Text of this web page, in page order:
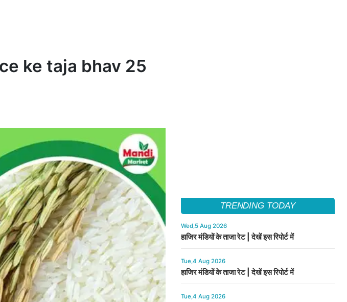
ke taja bhav 25
TRENDING TODAY
Wed,5 Aug 2026
हाजिर मंडियों के ताजा रेट | देखें इस रिपोर्ट में
Tue,4 Aug 2026
हाजिर मंडियों के ताजा रेट | देखें इस रिपोर्ट में
Tue,4 Aug 2026